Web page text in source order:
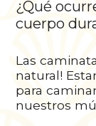
¿Qué
cuerpo
Las
natural!
para
nuestros